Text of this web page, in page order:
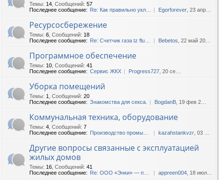
Темы: 14 Сообщений: 57
Последнее сообщение: Re: Как правильно укладыват... Egorforever , 23 апр 2019, 14:41
Ресурсосбережение
Темы: 6 Сообщений: 18
Последнее сообщение: Re: Счетчик газа tz fluxi g250 Bebetos , 22 май 2020, 12:53
Программное обеспечение
Темы: 10 Сообщений: 41
Последнее сообщение: Сервис ЖКХ Progress727 , 20 сен 2018, 05:33
Уборка помещений
Темы: 1 Сообщений: 20
Последнее сообщение: Знакомства для секса. BogdanB , 19 фев 2025, 04:38
Коммунальная техника, оборудование
Темы: 4 Сообщений: 7
Последнее сообщение: Производство промышленных к... kazahstankvzr , 03 фев 2022, 13:52
Другие вопросы связанные с эксплуатацией
жилых домов
Темы: 16 Сообщений: 41
Последнее сообщение: Re: ООО «Энки» — продажа ст... appreen004 , 18 июл 2022, 09:11